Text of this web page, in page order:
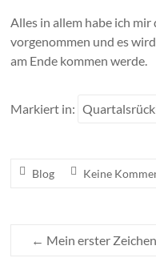
Alles in allem habe ich
vorgenommen und es
am Ende kommen werde.
Markiert in:
Blog Keine
← Mein erster